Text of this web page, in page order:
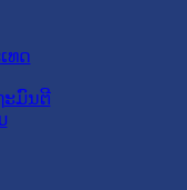
ທດ
ະມົນຕີ